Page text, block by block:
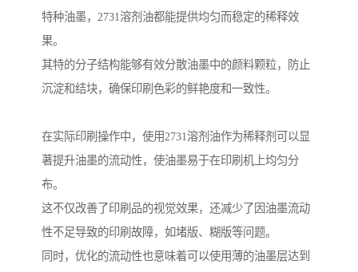
特种油墨，2731溶剂油都能提供均匀而稳定的稀释效
果。
其特的分子结构能够有效分散油墨中的颜料颗粒，防止
沉淀和结块，确保印刷色彩的鲜艳度和一致性。
在实际印刷操作中，使用2731溶剂油作为稀释剂可以显
著提升油墨的流动性，使油墨易于在印刷机上均匀分
布。
这不仅改善了印刷品的视觉效果，还减少了因油墨流动
性不足导致的印刷故障，如堵版、糊版等问题。
同时，优化的流动性也意味着可以使用薄的油墨层达到